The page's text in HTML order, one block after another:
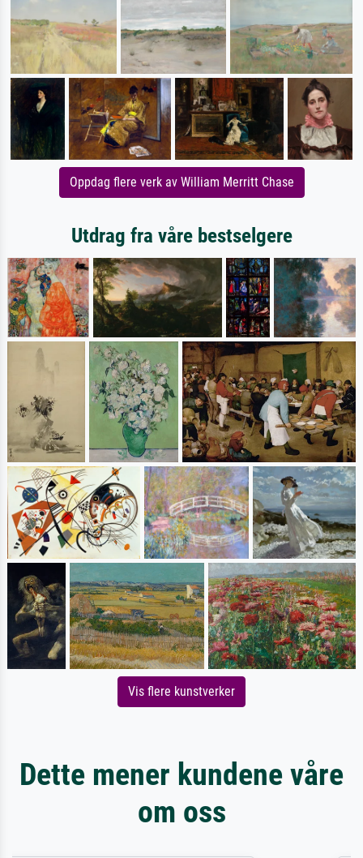
Oppdag flere verk av William Merritt Chase
Utdrag fra våre bestselgere
Vis flere kunstverker
Dette mener kundene våre
om oss